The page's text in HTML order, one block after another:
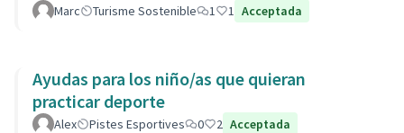
Marc Turisme Sostenible 1 1 Acceptada
Ayudas para los niño/as que quieran
practicar deporte
Alex Pistes Esportives 0 2 Acceptada